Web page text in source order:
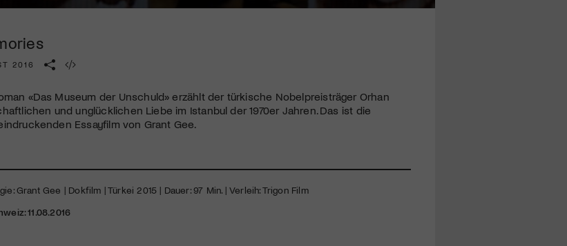
2016
«Das Museum der Unschuld» erzählt der türkische Nobelpreisträger Orhan
und unglücklichen Liebe im Istanbul der 1970er Jahren. Das ist die
Essayfilm von Grant Gee.
Grant Gee | Dokfilm | Türkei 2015 | Dauer: 97 Min. | Verleih: Trigon Film
11.08.2016
werden